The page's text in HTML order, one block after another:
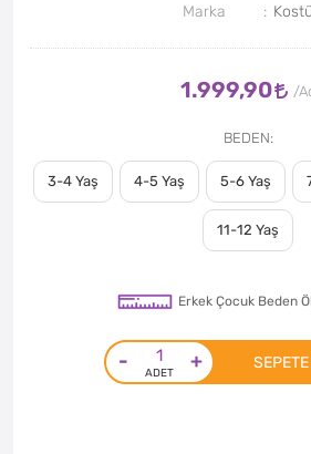
Marka
1.999,90
BEDEN
3-4 Yaş 4-5 Yaş 5-6 Yaş
11-12 Yaş
Erkek Çocuk Beden
- +